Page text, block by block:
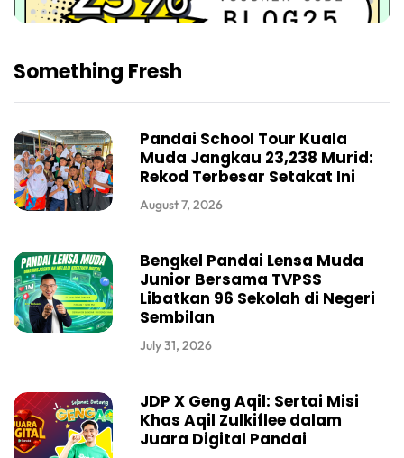
Something Fresh
Pandai School Tour Kuala
Muda Jangkau 23,238 Murid:
Rekod Terbesar Setakat Ini
August 7, 2026
Bengkel Pandai Lensa Muda
Junior Bersama TVPSS
Libatkan 96 Sekolah di Negeri
Sembilan
July 31, 2026
JDP X Geng Aqil: Sertai Misi
Khas Aqil Zulkiflee dalam
Juara Digital Pandai